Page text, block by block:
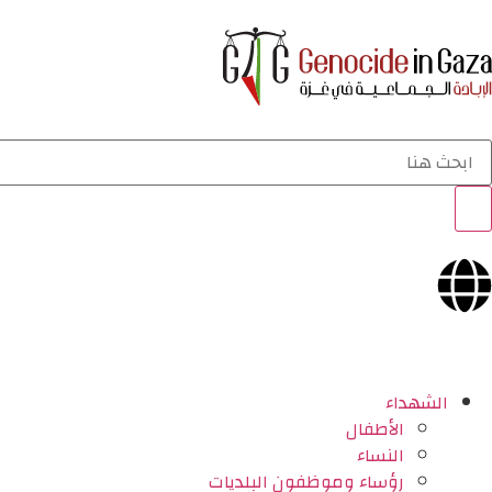
الشهداء
الأطفال
النساء
رؤساء وموظفون البلديات